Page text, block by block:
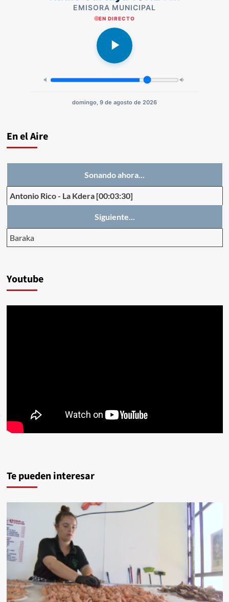
EMISORA MUNICIPAL
EN DIRECTO
domingo, 9 de agosto de 2026
En el Aire
Sonando ahora...
Antonio Rico- La Kdera [00:03:30]
Siguiente...
Baraka
Youtube
Te pueden interesar